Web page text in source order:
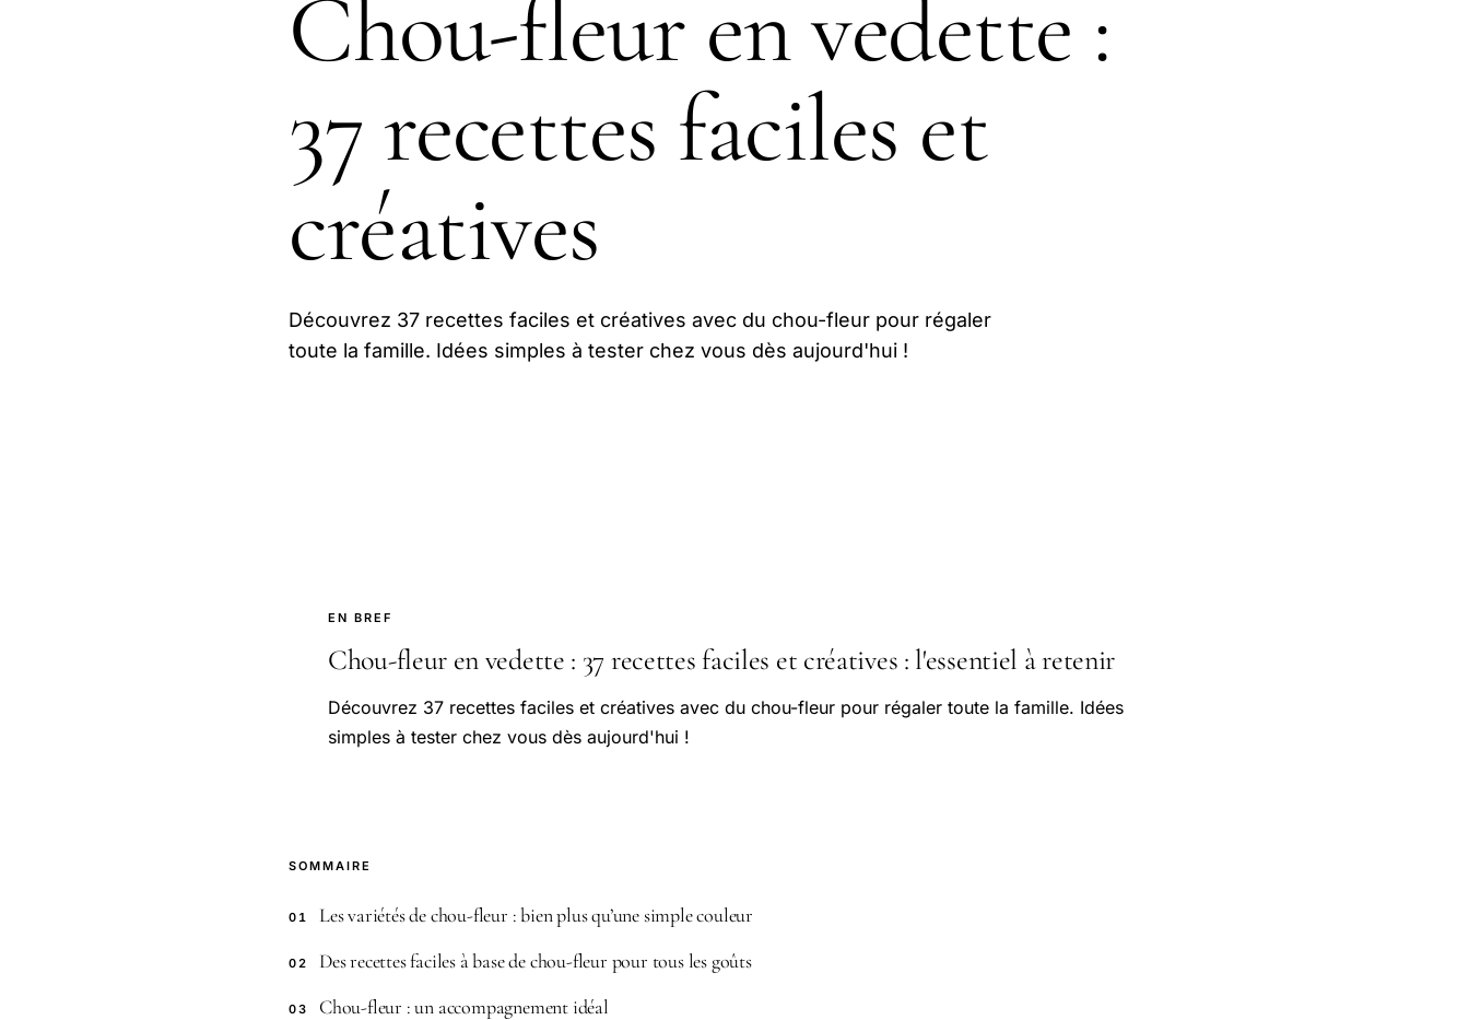
Chou-fleur en vedette :
37 recettes faciles et
créatives
Découvrez 37 recettes faciles et créatives avec du chou-fleur pour régaler
toute la famille. Idées simples à tester chez vous dès aujourd'hui !
EN BREF
Chou-fleur en vedette : 37 recettes faciles et créatives : l'essentiel à retenir
Découvrez 37 recettes faciles et créatives avec du chou-fleur pour régaler toute la famille. Idées
simples à tester chez vous dès aujourd'hui !
SOMMAIRE
01 Les variétés de chou-fleur : bien plus qu’une simple couleur
02 Des recettes faciles à base de chou-fleur pour tous les goûts
03 Chou-fleur : un accompagnement idéal